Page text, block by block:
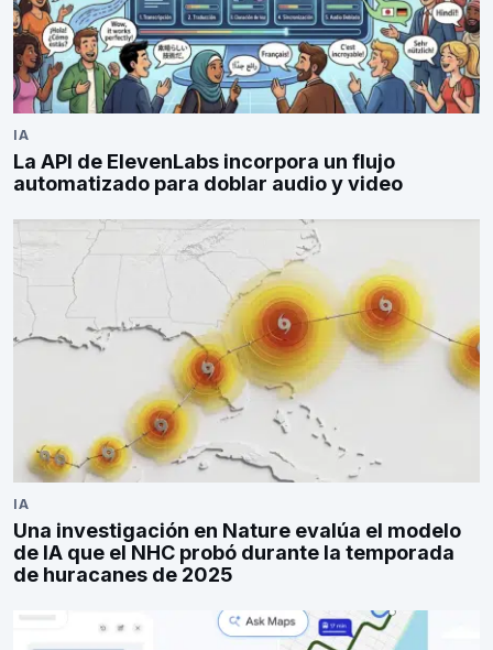
IA
La API de ElevenLabs incorpora un flujo
automatizado para doblar audio y video
IA
Una investigación en Nature evalúa el modelo
de IA que el NHC probó durante la temporada
de huracanes de 2025